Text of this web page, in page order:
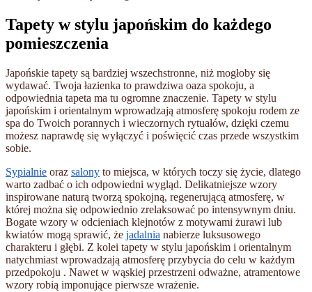
Tapety w stylu japońskim do każdego
pomieszczenia
Japońskie tapety są bardziej wszechstronne, niż mogłoby się
wydawać. Twoja łazienka to prawdziwa oaza spokoju, a
odpowiednia tapeta ma tu ogromne znaczenie. Tapety w stylu
japońskim i orientalnym wprowadzają atmosferę spokoju rodem ze
spa do Twoich porannych i wieczornych rytuałów, dzięki czemu
możesz naprawdę się wyłączyć i poświęcić czas przede wszystkim
sobie.
Sypialnie oraz salony to miejsca, w których toczy się życie, dlatego
warto zadbać o ich odpowiedni wygląd. Delikatniejsze wzory
inspirowane naturą tworzą spokojną, regenerującą atmosferę, w
której można się odpowiednio zrelaksować po intensywnym dniu.
Bogate wzory w odcieniach klejnotów z motywami żurawi lub
kwiatów mogą sprawić, że jadalnia nabierze luksusowego
charakteru i głębi. Z kolei tapety w stylu japońskim i orientalnym
natychmiast wprowadzają atmosferę przybycia do celu w każdym
przedpokoju . Nawet w wąskiej przestrzeni odważne, atramentowe
wzory robią imponujące pierwsze wrażenie.